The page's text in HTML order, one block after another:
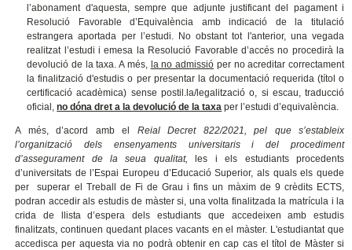
l’abonament d'aquesta, sempre que adjunte justificant del pagament i
Resolució Favorable d’Equivalència amb indicació de la titulació
estrangera aportada per l’estudi. No obstant tot l'anterior, una vegada
realitzat l’estudi i emesa la Resolució Favorable d’accés no procedirà la
devolució de la taxa. A més, la no admissió per no acreditar correctament
la finalització d'estudis o per presentar la documentació requerida (títol o
certificació acadèmica) sense postil.la/legalització o, si escau, traducció
oficial,no dóna dret a la devolució de la taxa per l’estudi d’equivalència.
A més, d’acord amb el Reial Decret 822/2021, pel que s’estableix
l’organització dels ensenyaments universitaris i del procediment
d’assegurament de la seua qualitat, les i els estudiants procedents
d’universitats de l’Espai Europeu d’Educació Superior, als quals els quede
per superar el Treball de Fi de Grau i fins un màxim de 9 crèdits ECTS,
podran accedir als estudis de màster si, una volta finalitzada la matrícula i la
crida de llista d’espera dels estudiants que accedeixen amb estudis
finalitzats, continuen quedant places vacants en el màster. L'estudiantat que
accedisca per aquesta via no podrà obtenir en cap cas el títol de Màster si